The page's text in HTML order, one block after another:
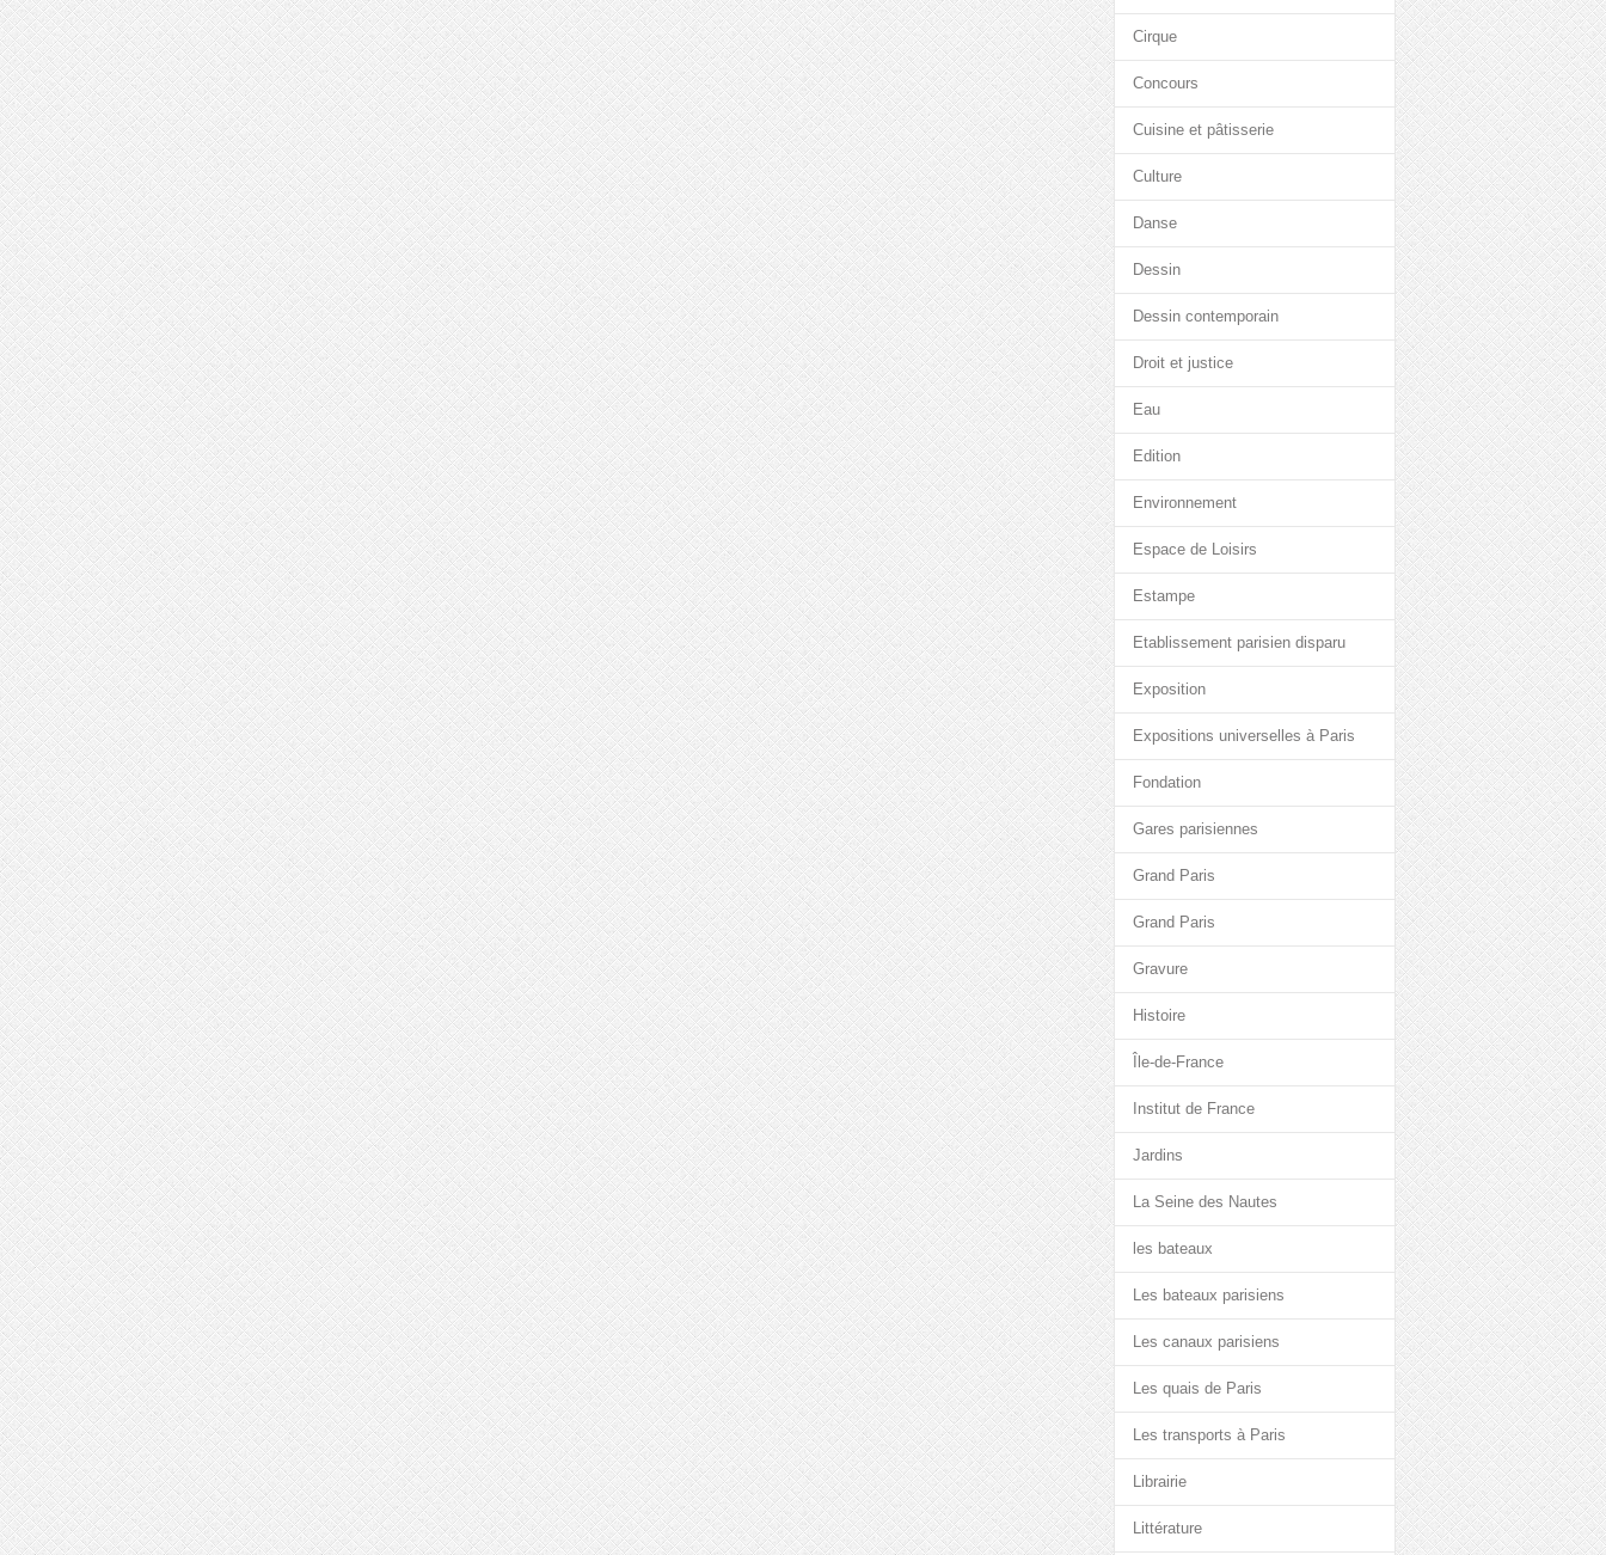
Cirque
Concours
Cuisine et pâtisserie
Culture
Danse
Dessin
Dessin contemporain
Droit et justice
Eau
Edition
Environnement
Espace de Loisirs
Estampe
Etablissement parisien disparu
Exposition
Expositions universelles à Paris
Fondation
Gares parisiennes
Grand Paris
Grand Paris
Gravure
Histoire
Île-de-France
Institut de France
Jardins
La Seine des Nautes
les bateaux
Les bateaux parisiens
Les canaux parisiens
Les quais de Paris
Les transports à Paris
Librairie
Littérature